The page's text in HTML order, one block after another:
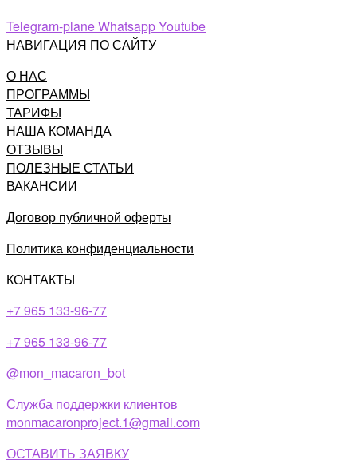
Telegram-planeWhatsappYoutube
НАВИГАЦИЯ ПО САЙТУ
О НАС
ПРОГРАММЫ
ТАРИФЫ
НАША КОМАНДА
ОТЗЫВЫ
ПОЛЕЗНЫЕ СТАТЬИ
ВАКАНСИИ
Договор публичной оферты
Политика конфиденциальности
КОНТАКТЫ
+7 965 133-96-77
+7 965 133-96-77​
@mon_macaron_bot
Служба поддержки клиентов
monmacaronproject.1@gmail.com
ОСТАВИТЬ ЗАЯВКУ